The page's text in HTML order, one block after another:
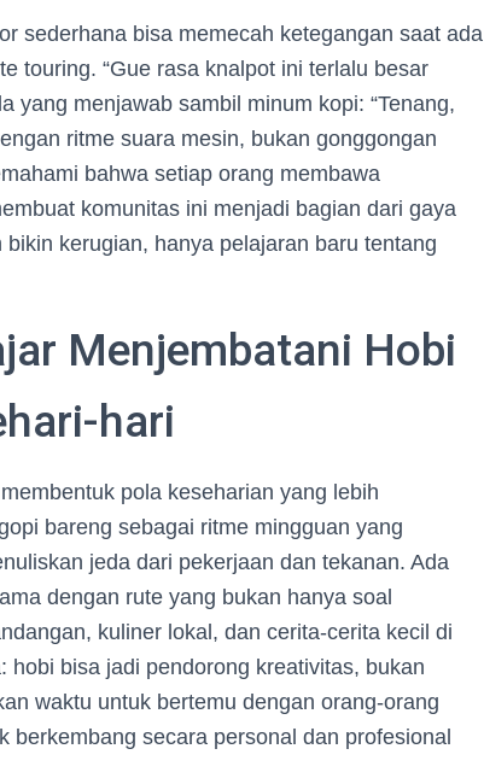
sederhana bisa memecah ketegangan saat ada
touring. “Gue rasa knalpot ini terlalu besar
yang menjawab sambil minum kopi: “Tenang,
ritme suara mesin, bukan gonggongan
bahwa setiap orang membawa
komunitas ini menjadi bagian dari gaya
kerugian, hanya pelajaran baru tentang
Menjembatani Hobi
hari
pola keseharian yang lebih
bareng sebagai ritme mingguan yang
jeda dari pekerjaan dan tekanan. Ada
dengan rute yang bukan hanya soal
kuliner lokal, dan cerita-cerita kecil di
bisa jadi pendorong kreativitas, bukan
waktu untuk bertemu dengan orang-orang
secara personal dan profesional